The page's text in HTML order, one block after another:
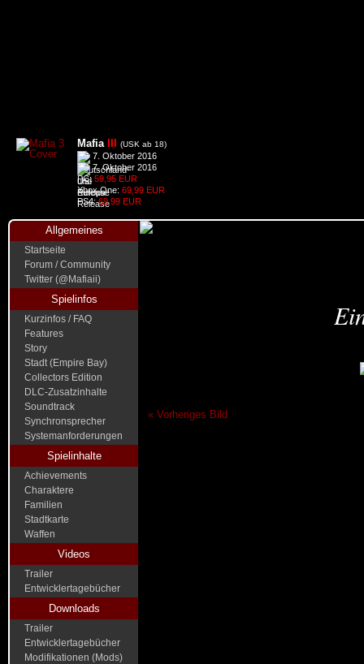
Mafia (USK ab 18)
7. Oktober 2016
7. Oktober 2016
PC: 59,95 EUR
Xbox One: 69,99 EUR
PS4:69,99 EUR
Allgemeines
Startseite
Forum / Community
Twitter (@Mafiaii)
Spielinfos
Kurzinfos / FAQ
Features
Story
Stadt (Empire Bay)
Collectors Edition
DLC-Zusatzinhalte
Soundtrack
Synchronsprecher
Systemanforderungen
Spielinhalte
Achievements
Charaktere
Familien
Stadtkarte
Waffen
Videos
Trailer
Entwicklertagebücher
Downloads
Trailer
Entwicklertagebücher
Modifikationen (Mods)
« Vorheriges Bild